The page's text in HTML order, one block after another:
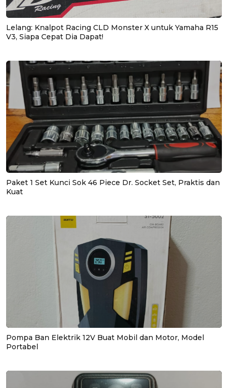
Lelang: Knalpot Racing CLD Monster X untuk Yamaha R15
V3, Siapa Cepat Dia Dapat!
Paket 1 Set Kunci Sok 46 Piece Dr. Socket Set, Praktis dan
Kuat
Pompa Ban Elektrik 12V Buat Mobil dan Motor, Model
Portabel